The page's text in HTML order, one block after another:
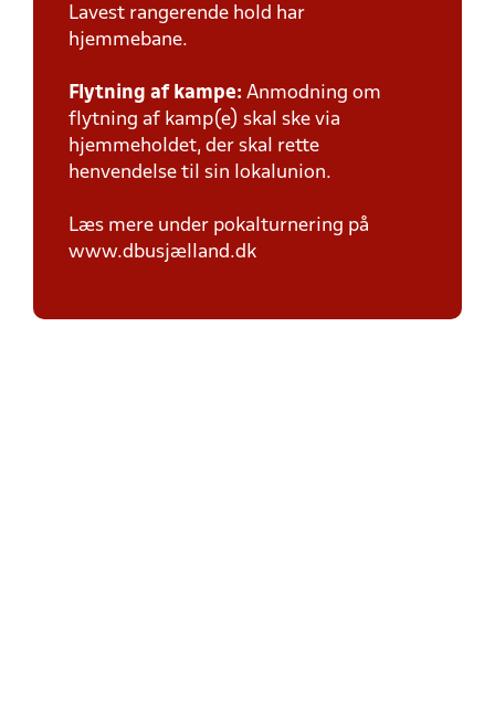
Lavest rangerende hold har
hjemmebane.
Flytning af kampe: Anmodning om
flytning af kamp(e) skal ske via
hjemmeholdet, der skal rette
henvendelse til sin lokalunion.
Læs mere under pokalturnering på
www.dbusjælland.dk